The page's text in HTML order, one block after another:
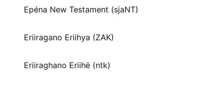
Epéna New Testament (sjaNT)
Eriiragano Eriihya (ZAK)
Eriiraghano Eriihë (ntk)